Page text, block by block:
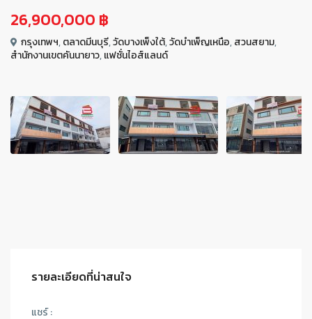
26,900,000 ฿
กรุงเทพฯ,ตลาดมีนบุรี,วัดบางเพ็งใต้,วัดบำเพ็ญเหนือ,สวนสยาม,
สำนักงานเขตคันนายาว,แฟชั่นไอส์แลนด์
รายละเอียดที่น่าสนใจ